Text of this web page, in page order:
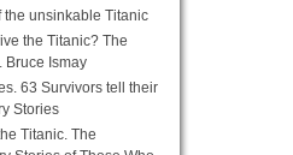
the unsinkable Titanic
the Titanic? The
Bruce Ismay
63 Survivors tell their
Stories
Titanic. The